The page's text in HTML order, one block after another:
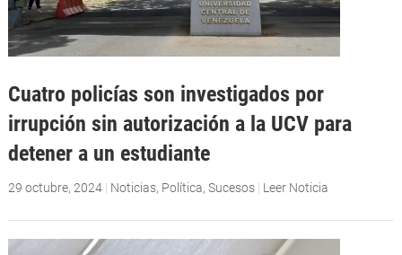
Cuatro policías son investigados por
irrupción sin autorización a la UCV para
detener a un estudiante
29 octubre, 2024| Noticias, Política, Sucesos | Leer Noticia